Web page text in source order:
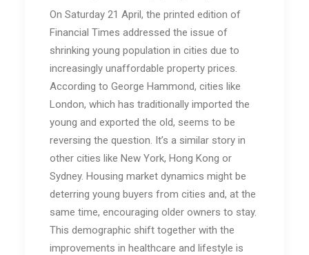
On Saturday 21 April, the printed edition of
Financial Times addressed the issue of
shrinking young population in cities due to
increasingly unaffordable property prices.
According to George Hammond, cities like
London, which has traditionally imported the
young and exported the old, seems to be
reversing the question. It’s a similar story in
other cities like New York, Hong Kong or
Sydney. Housing market dynamics might be
deterring young buyers from cities and, at the
same time, encouraging older owners to stay.
This demographic shift together with the
improvements in healthcare and lifestyle is